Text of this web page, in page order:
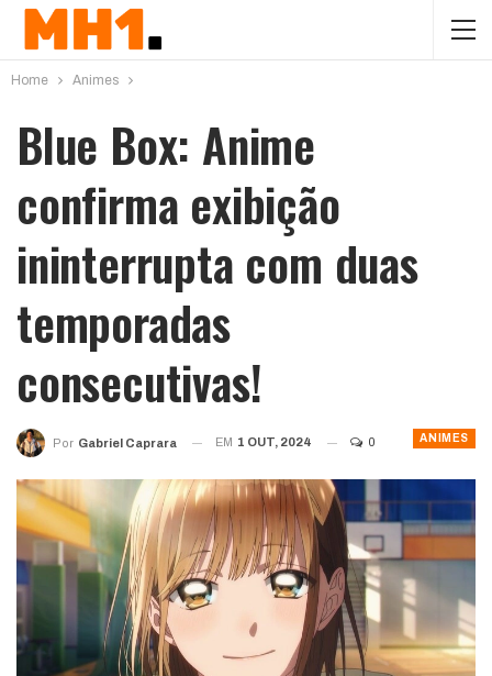
Home Animes
Blue Box: Anime
confirma exibição
ininterrupta com duas
temporadas
consecutivas!
ANIMES
Por Gabriel Caprara EM 1 OUT, 2024 0